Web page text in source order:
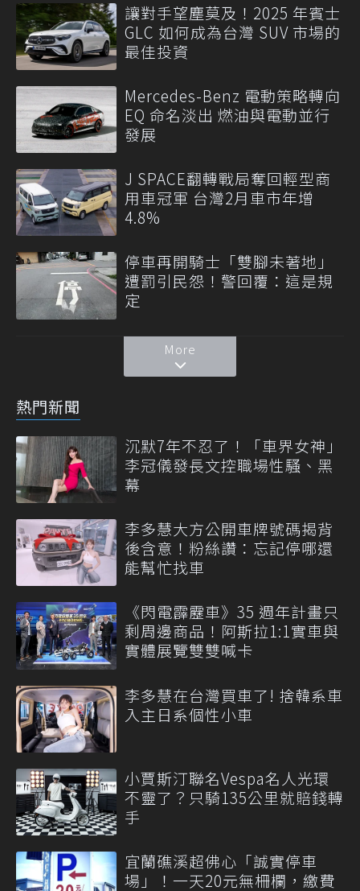
讓對手望塵莫及！2025 年賓士
GLC 如何成為台灣 SUV 市場的
最佳投資
Mercedes-Benz 電動策略轉向
EQ 命名淡出 燃油與電動並行
發展
J SPACE翻轉戰局奪回輕型商
用車冠軍 台灣2月車市年增
4.8%
停車再開騎士「雙腳未著地」
遭罰引民怨！警回覆：這是規
定
More
熱門新聞
沉默7年不忍了！「車界女神」
李冠儀發長文控職場性騷、黑
幕
李多慧大方公開車牌號碼揭背
後含意！粉絲讚：忘記停哪還
能幫忙找車
《閃電霹靂車》35 週年計畫只
剩周邊商品！阿斯拉1:1實車與
實體展覽雙雙喊卡
李多慧在台灣買車了! 捨韓系車
入主日系個性小車
小賈斯汀聯名Vespa名人光環
不靈了？只騎135公里就賠錢轉
手
宜蘭礁溪超佛心「誠實停車
場」！一天20元無柵欄，繳費